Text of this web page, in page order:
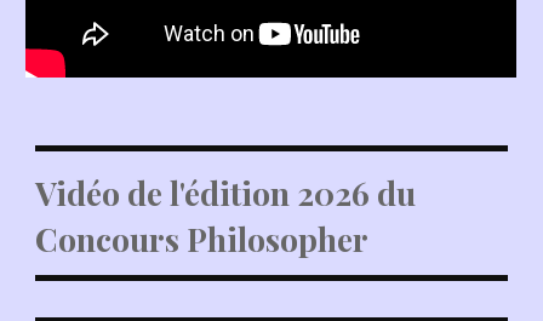
Vidéo de l'édition 2026 du
Concours Philosopher